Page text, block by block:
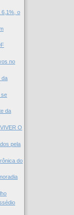
6,1%, o
no
da
se
da
O
pela
do